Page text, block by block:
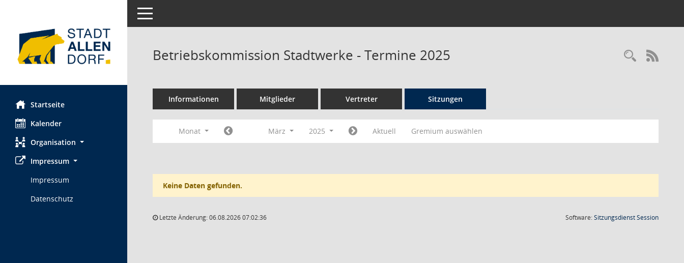
Startseite
Kalender
Organisation
Impressum
Impressum
Datenschutz
Toggle navigation
Betriebskommission Stadtwerke - Termine 2025
Informationen Mitglieder Vertreter Sitzungen
Monat März 2025 Aktuell Gremium auswählen
Keine Daten gefunden.
Letzte Änderung: 06.08.2026 07:02:36 Software:SitzungsdienstSession(Wird in